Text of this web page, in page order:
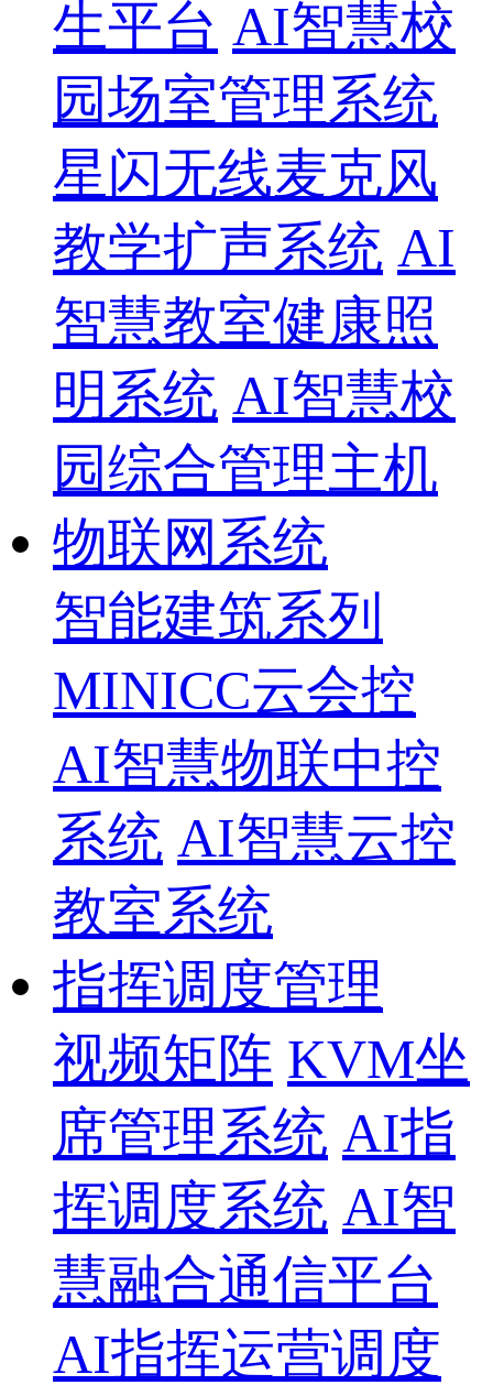
生平台 AI智慧校
园场室管理系统
星闪无线麦克风
教学扩声系统 AI
智慧教室健康照
明系统 AI智慧校
园综合管理主机
物联网系统
智能建筑系列
MINICC云会控
AI智慧物联中控
系统 AI智慧云控
教室系统
指挥调度管理
视频矩阵 KVM坐
席管理系统 AI指
挥调度系统 AI智
慧融合通信平台
AI指挥运营调度